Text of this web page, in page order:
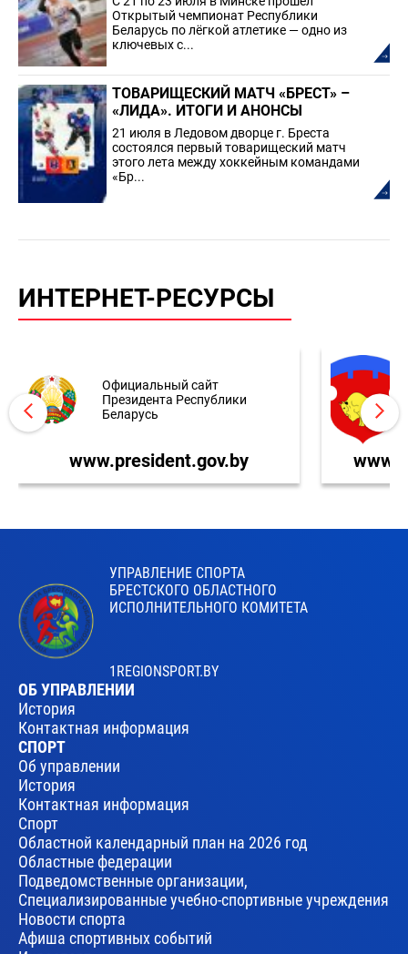
Открытый чемпионат Республики
Беларусь по лёгкой атлетике — одно из
ключевых с...
ТОВАРИЩЕСКИЙ МАТЧ «БРЕСТ» –
«ЛИДА». ИТОГИ И АНОНСЫ
21 июля в Ледовом дворце г. Бреста
состоялся первый товарищеский матч
этого лета между хоккейным командами
«Бр...
ИНТЕРНЕТ-РЕСУРСЫ
Официальный сайт
Президента Республики
Беларусь
www.president.gov.by
УПРАВЛЕНИЕ СПОРТА
БРЕСТСКОГО ОБЛАСТНОГО
ИСПОЛНИТЕЛЬНОГО КОМИТЕТА
1REGIONSPORT.BY
ОБ УПРАВЛЕНИИ
История
Контактная информация
СПОРТ
Об управлении
История
Контактная информация
Спорт
Областной календарный план на 2026 год
Областные федерации
Подведомственные организации,
Специализированные учебно-спортивные учреждения
Новости спорта
Афиша спортивных событий